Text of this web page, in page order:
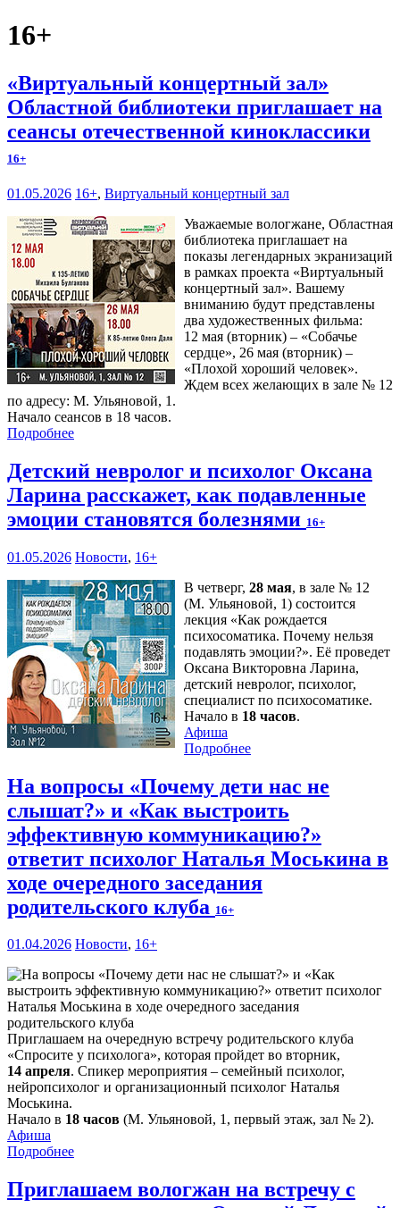
16+
«Виртуальный концертный зал»
Областной библиотеки приглашает на
сеансы отечественной киноклассики
16+
01.05.2026 16+, Виртуальный концертный зал
Уважаемые вологжане, Областная
библиотека приглашает на
показы легендарных экранизаций
в рамках проекта «Виртуальный
концертный зал». Вашему
вниманию будут представлены
два художественных фильма:
12 мая (вторник) – «Собачье
сердце», 26 мая (вторник) –
«Плохой хороший человек».
Ждем всех желающих в зале № 12
по адресу: М. Ульяновой, 1.
Начало сеансов в 18 часов.
Подробнее
Детский невролог и психолог Оксана
Ларина расскажет, как подавленные
эмоции становятся болезнями 16+
01.05.2026 Новости, 16+
В четверг, 28 мая, в зале № 12
(М. Ульяновой, 1) состоится
лекция «Как рождается
психосоматика. Почему нельзя
подавлять эмоции?». Её проведет
Оксана Викторовна Ларина,
детский невролог, психолог,
специалист по психосоматике.
Начало в 18 часов.
Афиша
Подробнее
На вопросы «Почему дети нас не
слышат?» и «Как выстроить
эффективную коммуникацию?»
ответит психолог Наталья Моськина в
ходе очередного заседания
родительского клуба 16+
01.04.2026 Новости, 16+
Приглашаем на очередную встречу родительского клуба
«Спросите у психолога», которая пройдет во вторник,
14 апреля. Спикер мероприятия – семейный психолог,
нейропсихолог и организационный психолог Наталья
Моськина.
Начало в 18 часов (М. Ульяновой, 1, первый этаж, зал № 2).
Афиша
Подробнее
Приглашаем вологжан на встречу с